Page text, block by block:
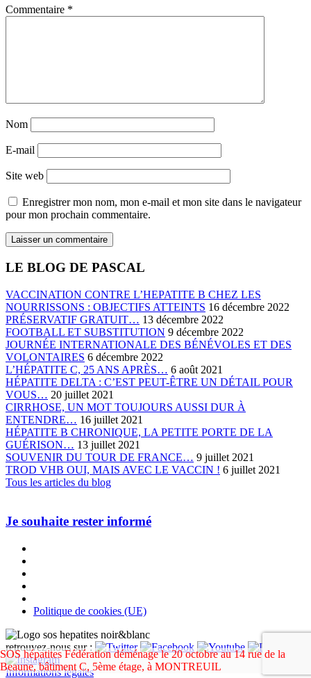
Commentaire *
Nom
E-mail
Site web
Enregistrer mon nom, mon e-mail et mon site dans le navigateur
pour mon prochain commentaire.
LE BLOG DE PASCAL
VACCINATION CONTRE L’HEPATITE B CHEZ LES
NOURRISSONS : OBJECTIFS ATTEINTS 16 décembre 2022
PRÉSERVATIF GRATUIT… 13 décembre 2022
FOOTBALL ET SUBSTITUTION 9 décembre 2022
JOURNÉE INTERNATIONALE DES BÉNÉVOLES ET DES
VOLONTAIRES 6 décembre 2022
L’HÉPATITE C, 25 ANS APRÈS… 6 août 2021
HÉPATITE DELTA : C’EST PEUT-ÊTRE UN DÉTAIL POUR
VOUS… 20 juillet 2021
CIRRHOSE, UN MOT TOUJOURS AUSSI DUR À
ENTENDRE… 16 juillet 2021
HÉPATITE B CHRONIQUE, LA PETITE PORTE DE LA
GUÉRISON… 13 juillet 2021
SOUVENIR DU TOUR DE FRANCE… 9 juillet 2021
TROD VHB OUI, MAIS AVEC LE VACCIN ! 6 juillet 2021
Tous les articles du blog
Je souhaite rester informé
Politique de cookies (UE)
retrouvez-nous sur :
Informations légales
SOS hépatites Fédération déménage le 20 octobre au 14 rue de la
Beaune, bâtiment C, 5ème étage, à MONTREUIL